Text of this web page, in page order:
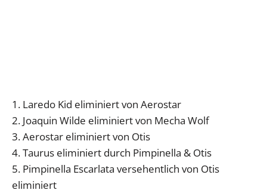
1. Laredo Kid eliminiert von Aerostar
2. Joaquin Wilde eliminiert von Mecha Wolf
3. Aerostar eliminiert von Otis
4. Taurus eliminiert durch Pimpinella & Otis
5. Pimpinella Escarlata versehentlich von Otis
eliminiert